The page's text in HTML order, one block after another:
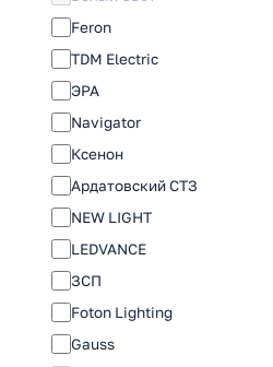
Feron
TDM Electric
ЭРА
Navigator
Ксенон
Ардатовский СТЗ
NEW LIGHT
LEDVANCE
ЗСП
Foton Lighting
Gauss